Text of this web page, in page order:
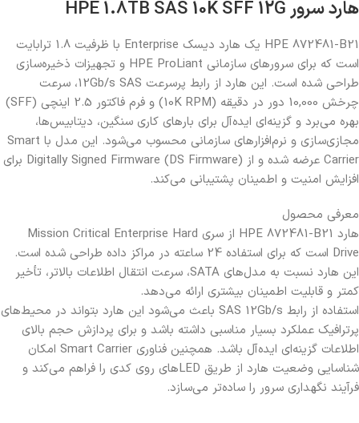
هارد سرور HPE 1.8TB SAS 10K SFF 12G
HPE 872481-B21 یک هارد دیسک Enterprise با ظرفیت 1.8 ترابایت
است که برای سرورهای سازمانی HPE ProLiant و تجهیزات ذخیره‌سازی
طراحی شده است. این هارد از رابط پرسرعت 12Gb/s SAS، سرعت
چرخش 10,000 دور در دقیقه (10K RPM) و فرم فاکتور 2.5 اینچی (SFF)
بهره می‌برد و گزینه‌ای ایده‌آل برای بارهای کاری سنگین، دیتابیس‌ها،
مجازی‌سازی و نرم‌افزارهای سازمانی محسوب می‌شود. این مدل با Smart
Carrier عرضه شده و از Digitally Signed Firmware (DS Firmware) برای
افزایش امنیت و اطمینان پشتیبانی می‌کند.
معرفی محصول
هارد HPE 872481-B21 از سری Mission Critical Enterprise Hard
Drive است که برای استفاده 24 ساعته در مراکز داده طراحی شده است.
این هارد نسبت به مدل‌های SATA، سرعت انتقال اطلاعات بالاتر، تأخیر
کمتر و قابلیت اطمینان بیشتری ارائه می‌دهد.
استفاده از رابط SAS 12Gb/s باعث می‌شود این هارد بتواند در محیط‌های
پرترافیک عملکرد بسیار مناسبی داشته باشد و برای پردازش حجم بالای
اطلاعات گزینه‌ای ایده‌آل باشد. همچنین فناوری Smart Carrier امکان
شناسایی وضعیت هارد از طریق LEDهای روی کدی را فراهم می‌کند و
فرآیند نگهداری سرور را ساده‌تر می‌سازد.